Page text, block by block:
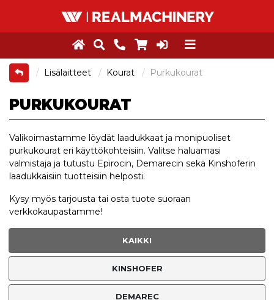
Lisälaitteet Kourat Purkukourat
PURKUKOURAT
Valikoimastamme löydät laadukkaat ja monipuoliset
purkukourat eri käyttökohteisiin. Valitse haluamasi
valmistaja ja tutustu Epirocin, Demarecin sekä Kinshoferin
laadukkaisiin tuotteisiin helposti.
Kysy myös tarjousta tai osta tuote suoraan
verkkokaupastamme!
KAIKKI
KINSHOFER
DEMAREC